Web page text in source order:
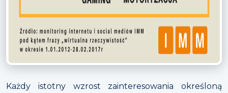
Każdy istotny wzrost zainteresowania określoną